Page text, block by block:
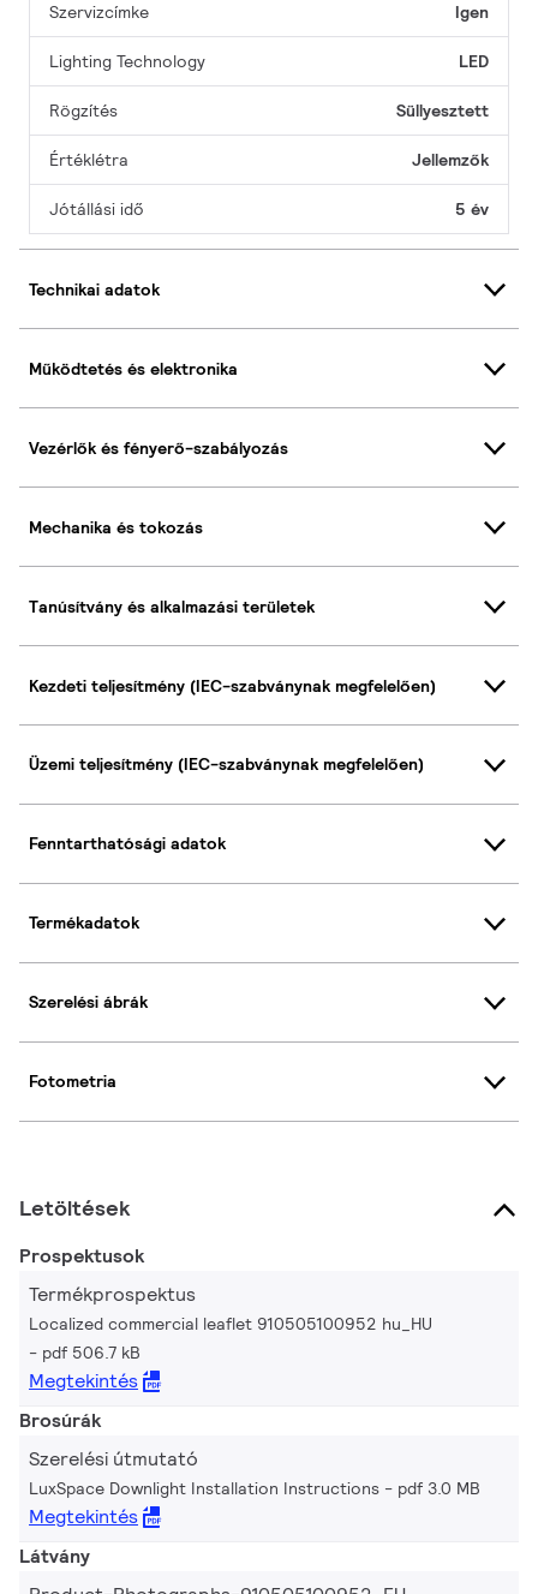
Szervizcímke Igen
Lighting Technology LED
Rögzítés Süllyesztett
Értéklétra Jellemzők
Jótállási idő 5 év
Technikai adatok
Működtetés és elektronika
Vezérlők és fényerő-szabályozás
Mechanika és tokozás
Tanúsítvány és alkalmazási területek
Kezdeti teljesítmény (IEC-szabványnak megfelelően)
Üzemi teljesítmény (IEC-szabványnak megfelelően)
Fenntarthatósági adatok
Termékadatok
Szerelési ábrák
Fotometria
Letöltések
Prospektusok
Termékprospektus
Localized commercial leaflet 910505100952 hu_HU
pdf 506.7 kB
Megtekintés
Brosúrák
Szerelési útmutató
LuxSpace Downlight Installation Instructions pdf 3.0 MB
Megtekintés
Látvány